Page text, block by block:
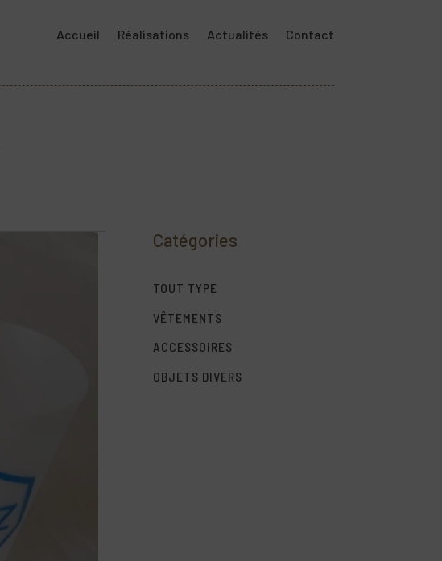
Accueil Réalisations Actualités Contact
Catégories
TOUT TYPE
VÊTEMENTS
ACCESSOIRES
OBJETS DIVERS